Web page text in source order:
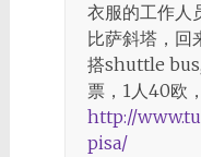
衣服的工作人
比萨斜塔，回
搭shuttle
票，1人40欧
http://
pisa/